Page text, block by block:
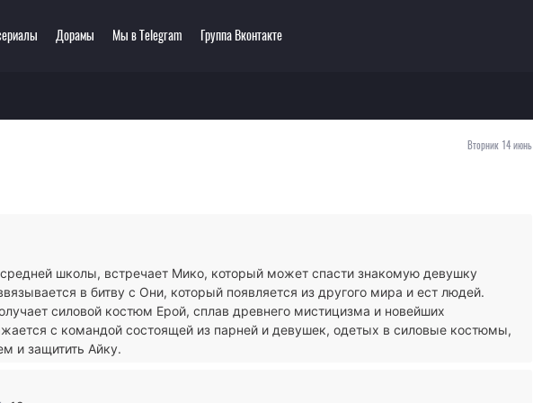
Этти
Экшен
Сверхъестественное
онлайн
Дорамы Мы в Telegram Группа Вконтакте
Вторник 14 июнь
школы, встречает Мико, который может спасти знакомую девушку
в битву с Они, который появляется из другого мира и ест людей.
силовой костюм Ерой, сплав древнего мистицизма и новейших
с командой состоящей из парней и девушек, одетых в силовые костюмы,
и защитить Айку.